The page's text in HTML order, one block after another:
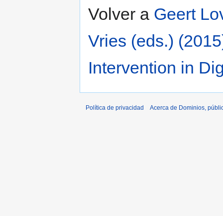
Volver a Geert
Vries (eds.)
Intervention in
Política de privacidad Acerca de Dominios,